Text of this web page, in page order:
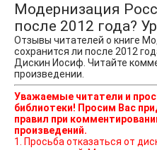
Модернизация
после 2012 года?
Отзывы читателей о книге
сохранится ли после 2012
Дискин Иосиф. Читайте
произведении.
Уважаемые читатели и
библиотеки! Просим Вас
правил при
произведений.
1. Просьба отказаться от